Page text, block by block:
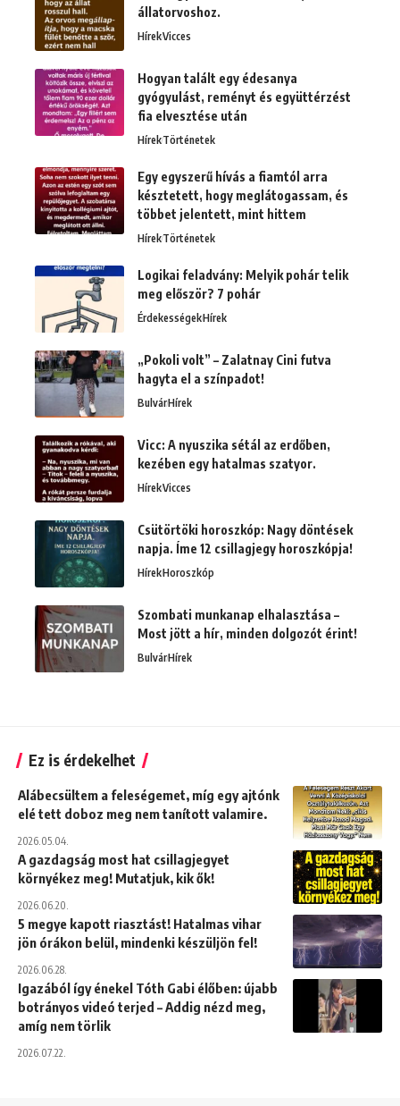
állatorvoshoz.
HírekVicces
Hogyan talált egy édesanya
gyógyulást, reményt és együttérzést
fia elvesztése után
HírekTörténetek
Egy egyszerű hívás a fiamtól arra
késztetett, hogy meglátogassam, és
többet jelentett, mint hittem
HírekTörténetek
Logikai feladvány: Melyik pohár telik
meg először? 7 pohár
ÉrdekességekHírek
„Pokoli volt” – Zalatnay Cini futva
hagyta el a színpadot!
BulvárHírek
Vicc: A nyuszika sétál az erdőben,
kezében egy hatalmas szatyor.
HírekVicces
Csütörtöki horoszkóp: Nagy döntések
napja. Íme 12 csillagjegy horoszkópja!
HírekHoroszkóp
Szombati munkanap elhalasztása –
Most jött a hír, minden dolgozót érint!
BulvárHírek
Ez is érdekelhet
Alábecsültem a feleségemet, míg egy ajtónk
elé tett doboz meg nem tanított valamire.
2026.05.04.
A gazdagság most hat csillagjegyet
környékez meg! Mutatjuk, kik ők!
2026.06.20.
5 megye kapott riasztást! Hatalmas vihar
jön órákon belül, mindenki készüljön fel!
2026.06.28.
Igazából így énekel Tóth Gabi élőben: újabb
botrányos videó terjed – Addig nézd meg,
amíg nem törlik
2026.07.22.